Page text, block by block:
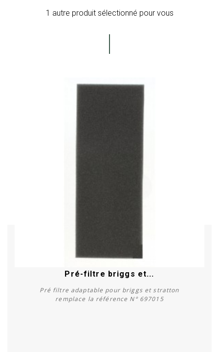
1 autre produit sélectionné pour vous
Pré-filtre briggs et...
Pré filtre adaptable pour briggs et stratton
remplace la référence N° 697015